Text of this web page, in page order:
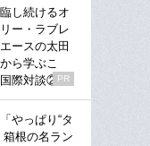
し続けるオ
ー・ラブレ
ースの太田
ら学ぶこ
国際対談②》
PR
やっぱり“タ
箱根の名ラン